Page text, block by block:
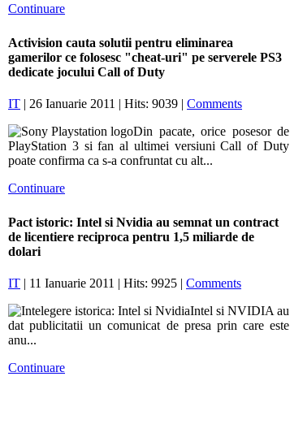
Continuare
Activision cauta solutii pentru eliminarea
gamerilor ce folosesc "cheat-uri" pe serverele PS3
dedicate jocului Call of Duty
IT | 26 Ianuarie 2011 | Hits: 9039 | Comments
Din pacate, orice posesor de
PlayStation 3 si fan al ultimei versiuni Call of Duty
poate confirma ca s-a confruntat cu alt...
Continuare
Pact istoric: Intel si Nvidia au semnat un contract
de licentiere reciproca pentru 1,5 miliarde de
dolari
IT | 11 Ianuarie 2011 | Hits: 9925 | Comments
Intel si NVIDIA au
dat publicitatii un comunicat de presa prin care este
anu...
Continuare